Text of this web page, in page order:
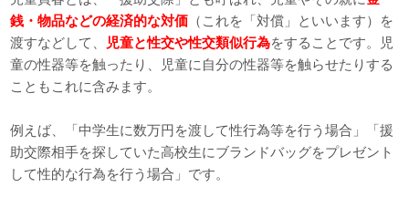
銭・物品などの経済的な対価 （これを「対償」といいます）を
渡すなどして、
児童と性交や性交類似行為をすることです。児
童の性器等を触ったり、児童に自分の性器等を触らせたりする
こともこれに含みます。
例えば、「中学生に数万円を渡して性行為等を行う場合」「援
助交際相手を探していた高校生にブランドバッグをプレゼント
して性的な行為を行う場合」です。